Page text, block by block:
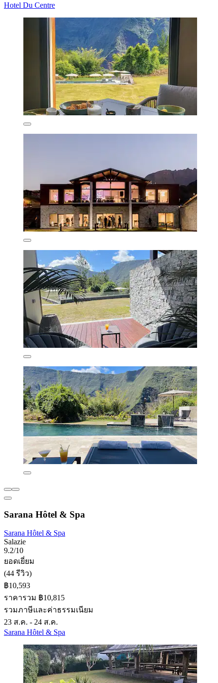
Hotel Du Centre
Sarana Hôtel & Spa
Sarana Hôtel & Spa
Salazie
9.2/10
ยอดเยี่ยม
(44 รีวิว)
฿10,593
ราคารวม ฿10,815
รวมภาษีและค่าธรรมเนียม
23 ส.ค. - 24 ส.ค.
Sarana Hôtel & Spa